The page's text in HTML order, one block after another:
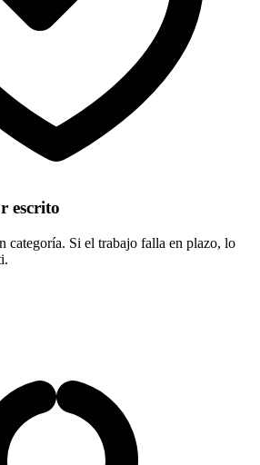
escrito
categoría. Si el trabajo falla en plazo, lo